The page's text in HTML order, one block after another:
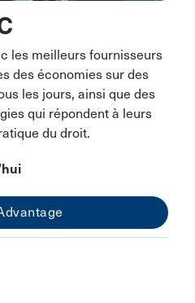
les meilleurs fournisseurs
des économies sur des
les jours, ainsi que des
qui répondent à leurs
du droit.